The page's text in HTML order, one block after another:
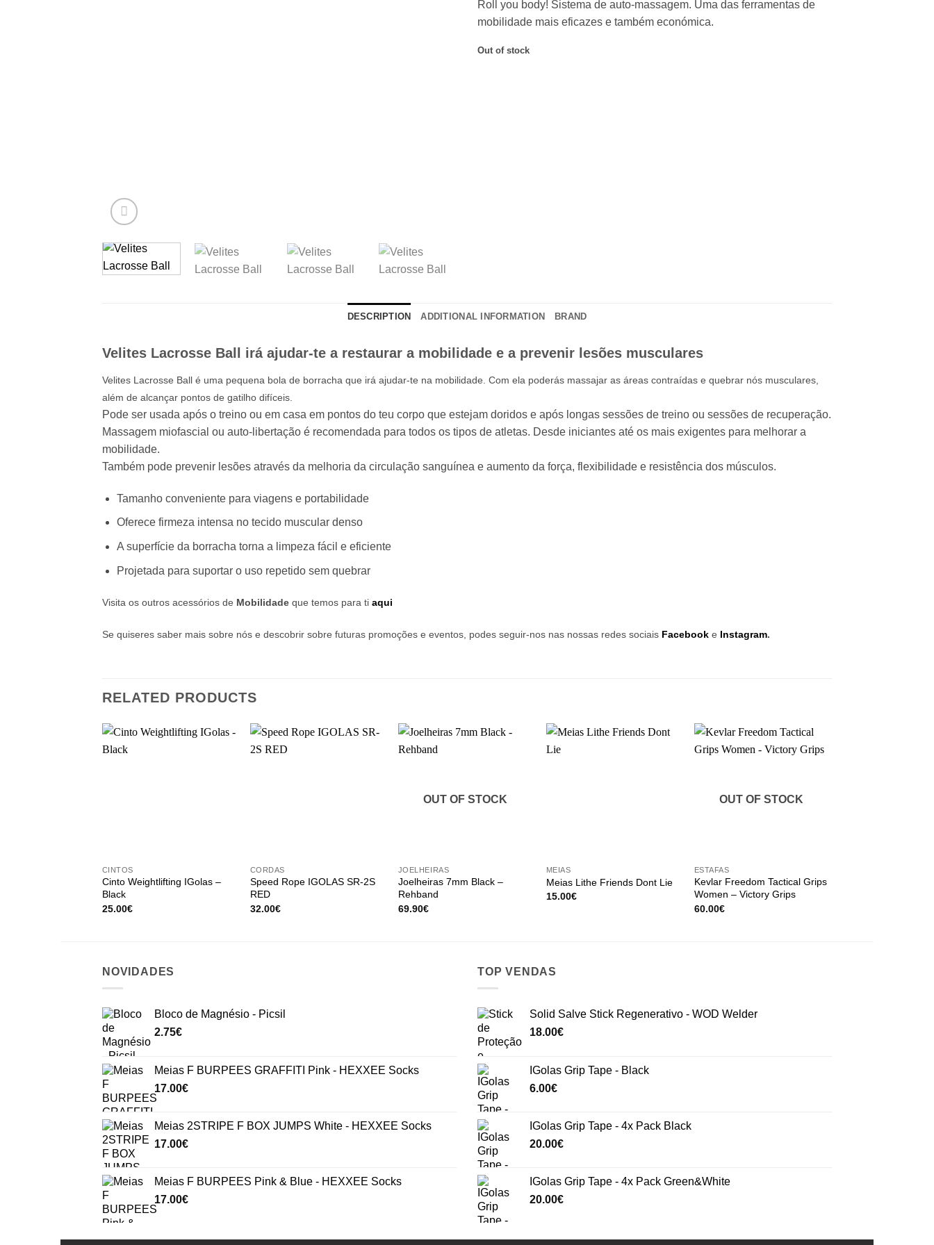
Roll you body! Sistema de auto-massagem. Uma das ferramentas de
mobilidade mais eficazes e também económica.
Out of stock
DESCRIPTION ADDITIONAL INFORMATION BRAND
Velites Lacrosse Ball irá ajudar-te a restaurar a mobilidade e a prevenir lesões musculares
Velites Lacrosse Ball é uma pequena bola de borracha que irá ajudar-te na mobilidade. Com ela poderás massajar as áreas contraídas e quebrar nós musculares,
além de alcançar pontos de gatilho difíceis.
Pode ser usada após o treino ou em casa em pontos do teu corpo que estejam doridos e após longas sessões de treino ou sessões de recuperação.
Massagem miofascial ou auto-libertação é recomendada para todos os tipos de atletas. Desde iniciantes até os mais exigentes para melhorar a
mobilidade.
Também pode prevenir lesões através da melhoria da circulação sanguínea e aumento da força, flexibilidade e resistência dos músculos.
Tamanho conveniente para viagens e portabilidade
Oferece firmeza intensa no tecido muscular denso
A superfície da borracha torna a limpeza fácil e eficiente
Projetada para suportar o uso repetido sem quebrar
Visita os outros acessórios de Mobilidade que temos para ti aqui
Se quiseres saber mais sobre nós e descobrir sobre futuras promoções e eventos, podes seguir-nos nas nossas redes sociais Facebook e Instagram.
RELATED PRODUCTS
CINTOS
Cinto Weightlifting IGolas –
Black
25.00€
CORDAS
Speed Rope IGOLAS SR-2S
RED
32.00€
OUT OF STOCK
JOELHEIRAS
Joelheiras 7mm Black –
Rehband
69.90€
MEIAS
Meias Lithe Friends Dont Lie
15.00€
OUT OF STOCK
ESTAFAS
Kevlar Freedom Tactical Grips
Women – Victory Grips
60.00€
NOVIDADES
Bloco de Magnésio - Picsil
2.75€
Meias F BURPEES GRAFFITI Pink - HEXXEE Socks
17.00€
Meias 2STRIPE F BOX JUMPS White - HEXXEE Socks
17.00€
Meias F BURPEES Pink & Blue - HEXXEE Socks
17.00€
TOP VENDAS
Solid Salve Stick Regenerativo - WOD Welder
18.00€
IGolas Grip Tape - Black
6.00€
IGolas Grip Tape - 4x Pack Black
20.00€
IGolas Grip Tape - 4x Pack Green&White
20.00€